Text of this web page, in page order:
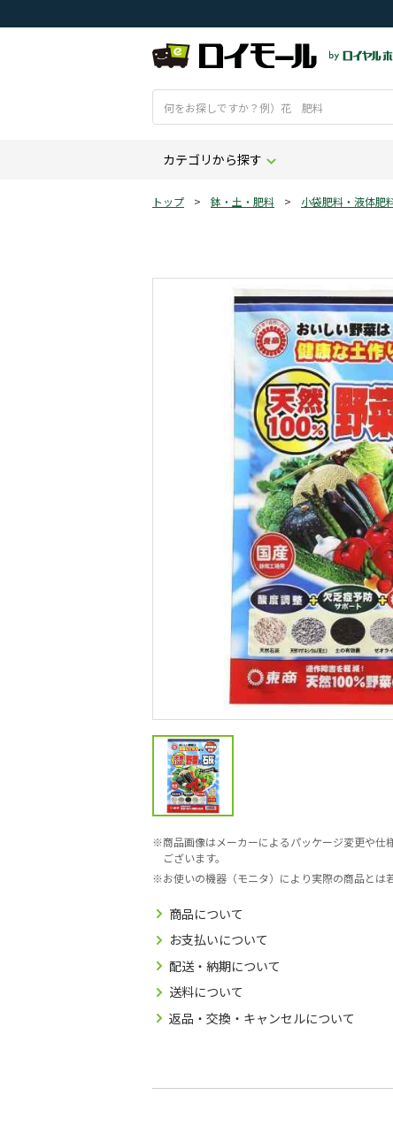
カテゴリから探す
トップ > 鉢・土・肥料 > 小袋肥料・液体肥
商品画像はメーカーによるパッケージ変更や仕
ございます。
お使いの機器（モニタ）により実際の商品とは
商品について
お支払いについて
配送・納期について
送料について
返品・交換・キャンセルについて